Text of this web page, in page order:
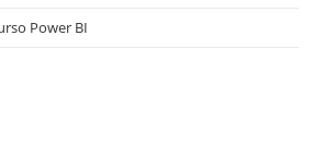
Power BI